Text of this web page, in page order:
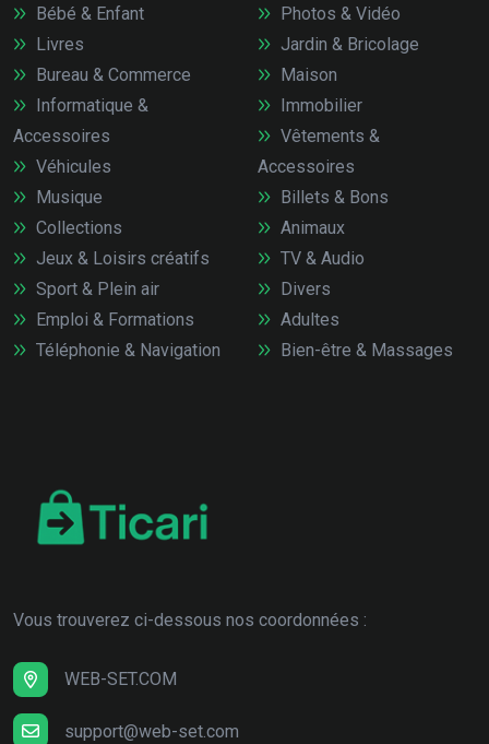
Bébé & Enfant
Livres
Bureau & Commerce
Informatique &
Accessoires
Véhicules
Photos & Vidéo
Jardin & Bricolage
Maison
Immobilier
Vêtements &
Accessoires
Musique
Collections
Jeux & Loisirs créatifs
Sport & Plein air
Emploi & Formations
Téléphonie & Navigation
Billets & Bons
Animaux
TV & Audio
Divers
Adultes
Bien-être & Massages
Vous trouverez ci-dessous nos coordonnées :
WEB-SET.COM
support@web-set.com